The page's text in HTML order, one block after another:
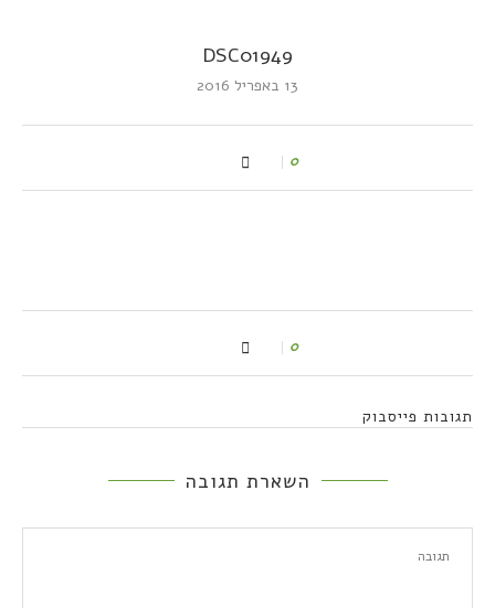
DSC01949
13 באפריל 2016
0
0
תגובות פייסבוק
השארת תגובה